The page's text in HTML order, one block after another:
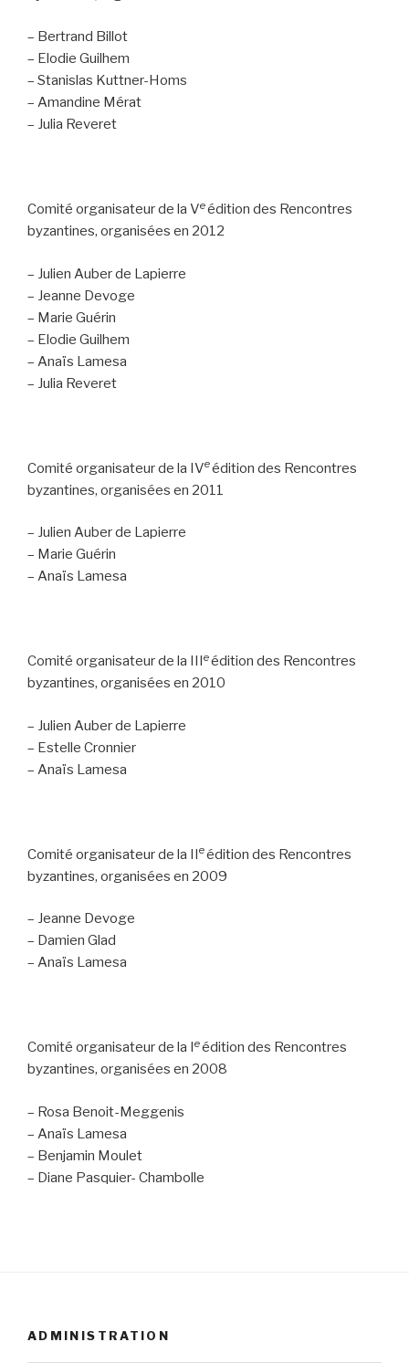
– Bertrand Billot
– Elodie Guilhem
– Stanislas Kuttner-Homs
– Amandine Mérat
– Julia Reveret
Comité organisateur de la Veédition des Rencontres
byzantines, organisées en 2012
– Julien Auber de Lapierre
– Jeanne Devoge
– Marie Guérin
– Elodie Guilhem
– Anaïs Lamesa
– Julia Reveret
Comité organisateur de la IVeédition des Rencontres
byzantines, organisées en 2011
– Julien Auber de Lapierre
– Marie Guérin
– Anaïs Lamesa
Comité organisateur de la III eédition des Rencontres
byzantines, organisées en 2010
– Julien Auber de Lapierre
– Estelle Cronnier
– Anaïs Lamesa
Comité organisateur de la IIeédition des Rencontres
byzantines, organisées en 2009
– Jeanne Devoge
– Damien Glad
– Anaïs Lamesa
Comité organisateur de la I eédition des Rencontres
byzantines, organisées en 2008
– Rosa Benoit-Meggenis
– Anaïs Lamesa
– Benjamin Moulet
– Diane Pasquier- Chambolle
ADMINISTRATION